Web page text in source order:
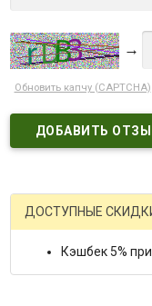
→
Обновить капчу (CAPTCHA)
ДОСТУПНЫЕ
Кэшбек 5%